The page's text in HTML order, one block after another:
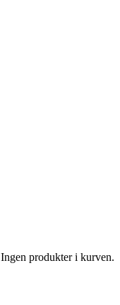
Ingen produkter i kurven.